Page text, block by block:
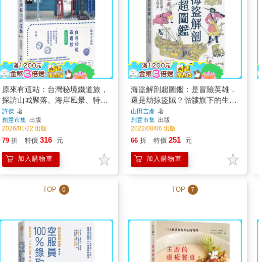
原來有這站：台灣秘境鐵道旅，
探訪山城聚落、海岸風景、特色
景點的火車深度漫遊提案【經典
暢銷版】
許傑著
創意市集 出版
2026/01/22 出版
79 折 特價 316 元
加入購物車
海盜解剖超圖鑑：是冒險英雄，
還是劫掠盜賊？骷髏旗下的生存
法則大探索
山田吉彥著
創意市集 出版
2022/08/06 出版
66 折 特價 251 元
加入購物車
TOP 6 TOP 7